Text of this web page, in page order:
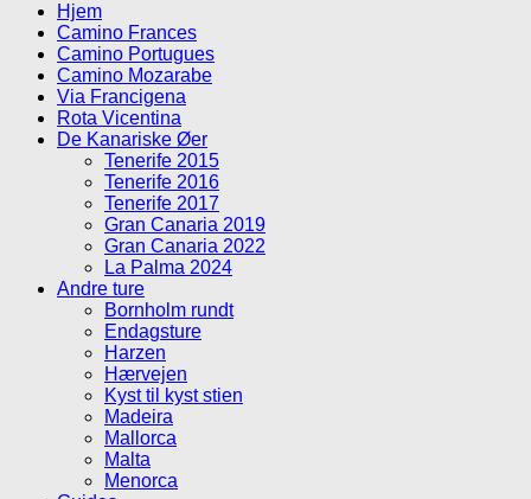
Hjem
Camino Frances
Camino Portugues
Camino Mozarabe
Via Francigena
Rota Vicentina
De Kanariske Øer
Tenerife 2015
Tenerife 2016
Tenerife 2017
Gran Canaria 2019
Gran Canaria 2022
La Palma 2024
Andre ture
Bornholm rundt
Endagsture
Harzen
Hærvejen
Kyst til kyst stien
Madeira
Mallorca
Malta
Menorca